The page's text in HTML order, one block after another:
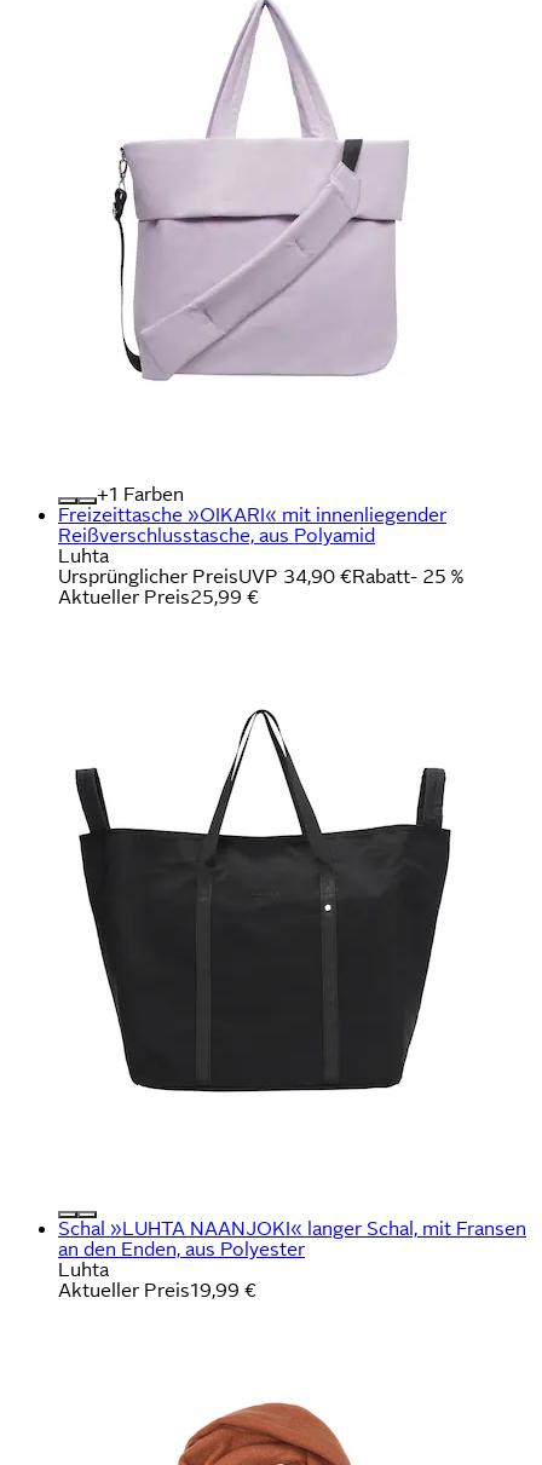
+
Farben
Freizeittasche »OIKARI« mit innenliegender
Reißverschlusstasche, aus Polyamid
Luhta
Ursprünglicher PreisUVP 34,90 €Rabatt- 25 %
Aktueller Preis25,99 €
Schal »LUHTA NAANJOKI« langer Schal, mit Fransen
an den Enden, aus Polyester
Luhta
Aktueller Preis19,99 €